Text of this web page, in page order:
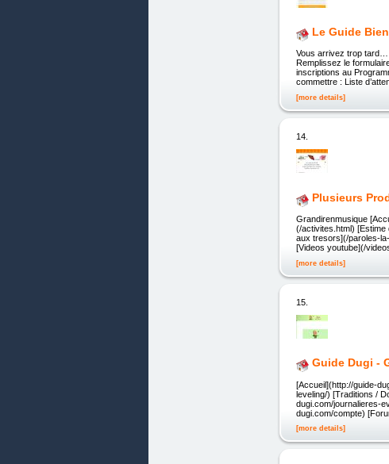
Le Guide
Vous arrivez trop tard…
Remplissez le
inscriptions au
commettre : Liste
[more details]
14.
Plusieurs
Grandirenmusique
(/activites.html)
aux tresors](/paroles-
[Videos youtube](/
[more details]
15.
Guide Dugi -
[Accueil](http://guide-
leveling/) [Traditions /
dugi.com/journalieres-
dugi.com/compte)
[more details]